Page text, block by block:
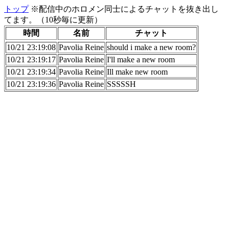
トップ※配信中のホロメン同士によるチャットを抜き出し
てます。（10秒毎に更新）
時間
名前
チャット
10/21 23:19:08 Pavolia Reine should i make a new room?
10/21 23:19:17 Pavolia Reine I'll make a new room
10/21 23:19:34 Pavolia Reine Ill make new room
10/21 23:19:36 Pavolia Reine SSSSSH